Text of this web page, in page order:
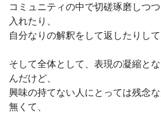
コミュニティの中で切磋琢磨しつ
入れたり、
自分なりの解釈をして返したりして
そして全体として、表現の凝縮と
んだけど、
興味の持てない人にとっては残念
無くて、